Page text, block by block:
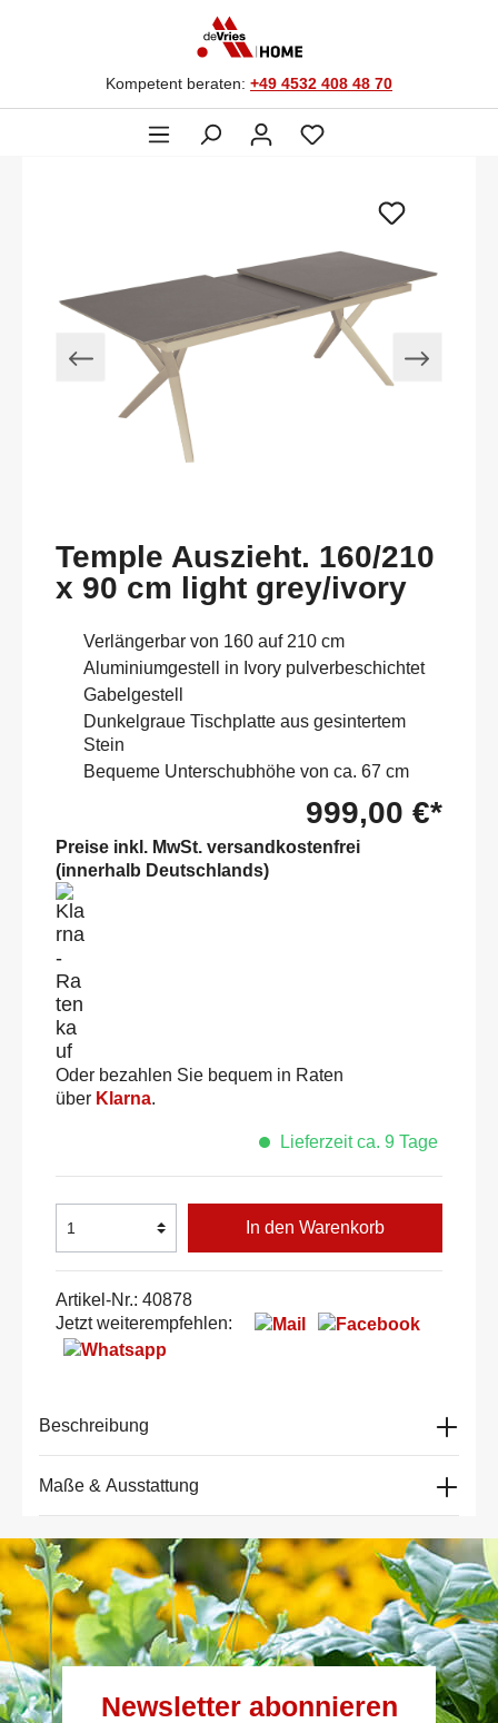
Kompetent beraten: +49 4532 408 48 70
Temple Auszieht. 160/210
x 90 cm light grey/ivory
Verlängerbar von 160 auf 210 cm
Aluminiumgestell in Ivory pulverbeschichtet
Gabelgestell
Dunkelgraue Tischplatte aus gesintertem
Stein
Bequeme Unterschubhöhe von ca. 67 cm
999,00 €*
Preise inkl. MwSt. versandkostenfrei
(innerhalb Deutschlands)
Oder bezahlen Sie bequem in Raten
über Klarna.
Lieferzeit ca. 9 Tage
In den Warenkorb
Artikel-Nr.: 40878
Jetzt weiterempfehlen:
Beschreibung
Maße & Ausstattung
Newsletter abonnieren